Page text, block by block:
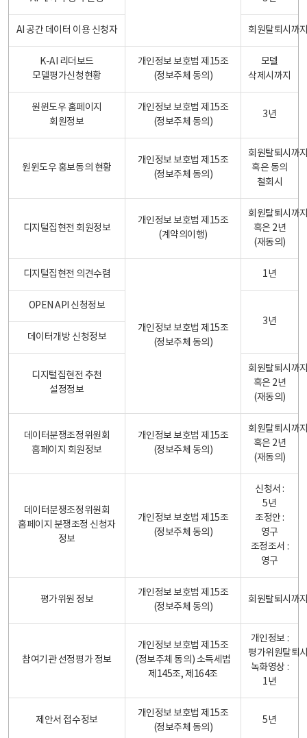
AI 공간 데이터 이용 신청자 회원탈퇴시까
K-AI 리더보드
모델평가신청현황
개인정보 보호법 제15조
(정보주체 동의)
모델
삭제시까지
원윈도우 홈페이지
회원정보
개인정보 보호법 제15조
(정보주체 동의)
3년
원윈도우 홍보동의 현황
개인정보 보호법 제15조
(정보주체 동의)
회원탈퇴시까
혹은 동의
철회시
디지털집현전 회원정보
개인정보 보호법 제15조
(계약의이행)
회원탈퇴시까
혹은 2년
(재동의)
디지털집현전 의견수렴
개인정보 보호법 제15조
(정보주체 동의)
1년
OPEN API 신청정보
3년
데이터개방 신청정보
디지털집현전 추천
설정정보
회원탈퇴시까
혹은 2년
(재동의)
데이터분쟁조정위원회
홈페이지 회원정보
개인정보 보호법 제15조
(정보주체 동의)
회원탈퇴시까
혹은 2년
(재동의)
데이터분쟁조정위원회
홈페이지 분쟁조정 신청자
정보
개인정보 보호법 제15조
(정보주체 동의)
신청서 :
5년
조정안 :
영구
조정조서 :
영구
평가위원 정보
개인정보 보호법 제15조
(정보주체 동의)
회원탈퇴시까
참여기관 선정평가 정보
개인정보 보호법 제15조
(정보주체 동의) 소득세법
제145조, 제164조
개인정보 :
평가위원탈퇴
녹화영상 :
1년
제안서 접수정보
개인정보 보호법 제15조
(정보주체 동의)
5년